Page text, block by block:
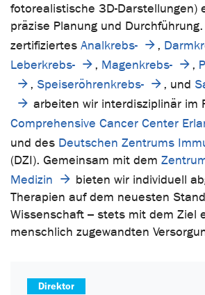
fotorealistische 3D-Darstellungen)
präzise Planung und Durchführung.
zertifiziertes Analkrebs- ,
Leberkrebs-
, Magenkrebs- ,
, Speiseröhrenkrebs- , und
arbeiten wir interdisziplinär im
Comprehensive Cancer Center
und des Deutschen Zentrums
(DZI). Gemeinsam mit dem
Medizin
bieten wir individuell
Therapien auf dem neuesten
Wissenschaft – stets mit dem Ziel
menschlich zugewandten
Direktor